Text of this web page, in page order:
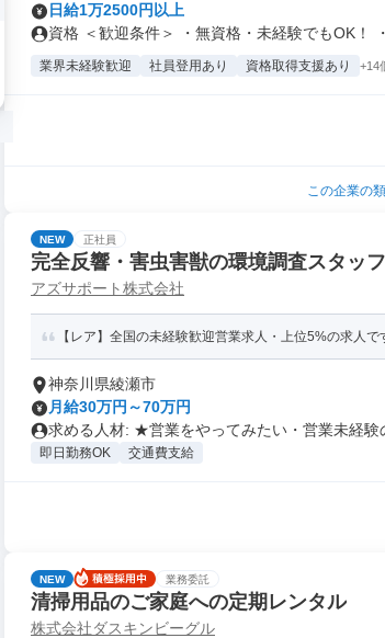
日給1万2500円以上
資格 ＜歓迎条件＞ ・無資格・未経験でもOK！
業界未経験歓迎 社員登用あり 資格取得支援あり +14
この企業の
NEW 正社員
完全反響・害虫害獣の環境調査スタッ
アズサポート株式会社
【レア】全国の未経験歓迎営業求人・上位5%の求人
神奈川県綾瀬市
月給30万円～70万円
求める人材: ★営業をやってみたい・営業未経験
即日勤務OK 交通費支給
NEW 業務委託
清掃用品のご家庭への定期レンタル
株式会社ダスキンビーグル